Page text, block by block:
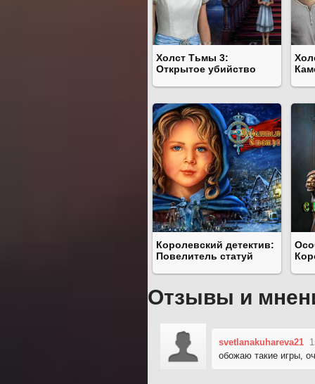
Холcт Тьмы 3:
Открытое убийство
Королевский детектив:
Повелитель статуй
Отзывы и
svetlanakuhareva21
обожаю такие игры,